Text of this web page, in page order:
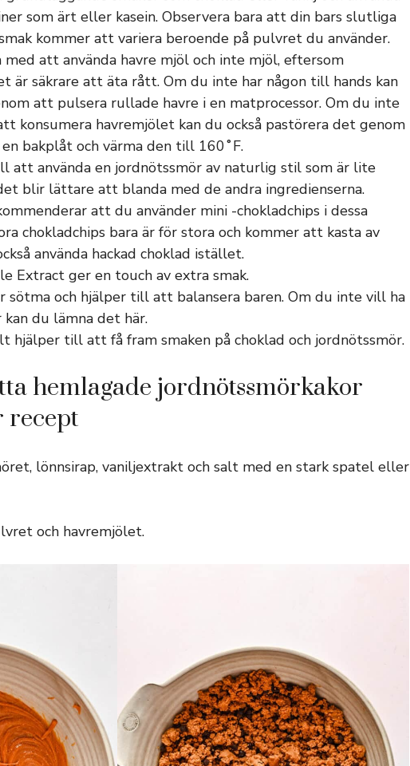
som ärt eller kasein. Observera bara att din bars slutliga
kommer att variera beroende på pulvret du använder.
med att använda havre mjöl och inte mjöl, eftersom
är säkrare att äta rått. Om du inte har någon till hands kan
att pulsera rullade havre i en matprocessor. Om du inte
konsumera havremjölet kan du också pastörera det genom
bakplåt och värma den till 160˚F.
att använda en jordnötssmör av naturlig stil som är lite
blir lättare att blanda med de andra ingredienserna.
att du använder mini -chokladchips i dessa
chokladchips bara är för stora och kommer att kasta av
använda hackad choklad istället.
Extract ger en touch av extra smak.
sötma och hjälper till att balansera baren. Om du inte vill ha
du lämna det här.
hjälper till att få fram smaken på choklad och jordnötssmör.
hemlagade jordnötssmörkakor
recept
lönnsirap, vaniljextrakt och salt med en stark spatel eller
och havremjölet.